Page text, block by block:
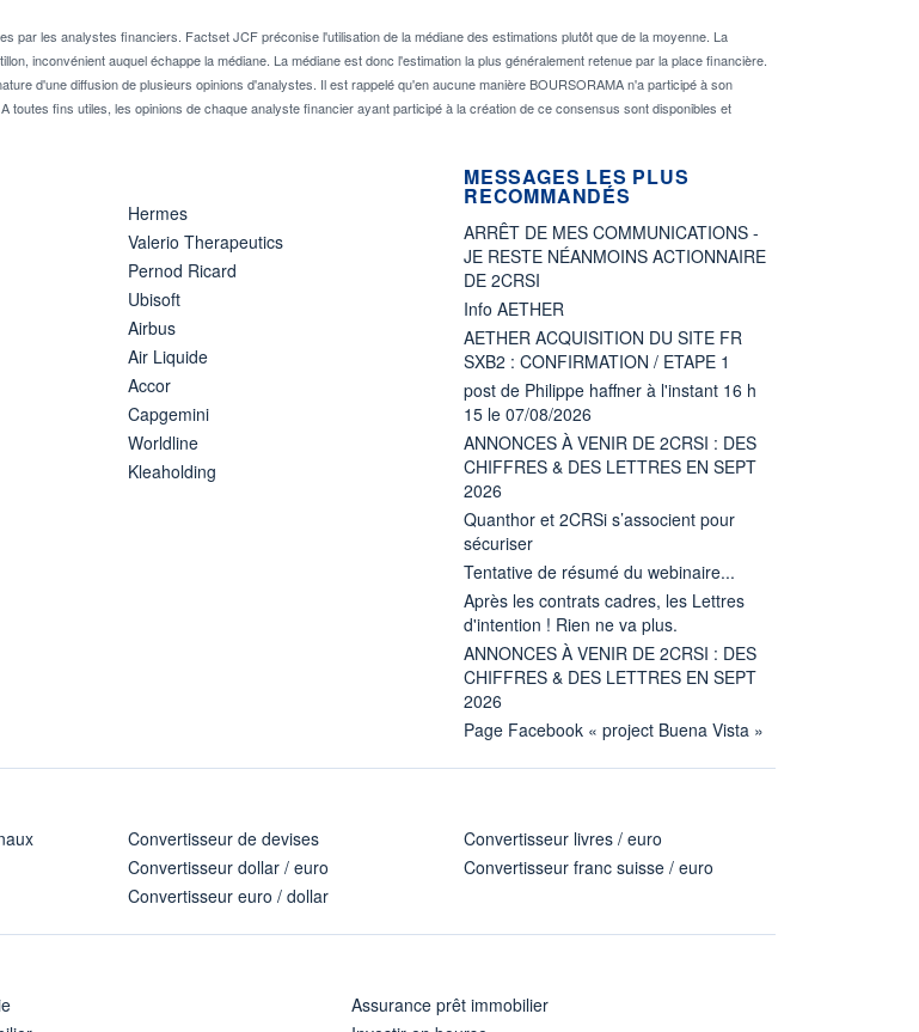
par les analystes financiers. Factset JCF préconise l'utilisation de la médiane des estimations plutôt que de la moyenne. La
inconvénient auquel échappe la médiane. La médiane est donc l'estimation la plus généralement retenue par la place financière.
d'une diffusion de plusieurs opinions d'analystes. Il est rappelé qu'en aucune manière BOURSORAMA n'a participé à son
fins utiles, les opinions de chaque analyste financier ayant participé à la création de ce consensus sont disponibles et
Hermes
Valerio Therapeutics
Pernod Ricard
Ubisoft
Airbus
Air Liquide
Accor
Capgemini
Worldline
Kleaholding
MESSAGES LES PLUS
RECOMMANDÉS
ARRÊT DE MES COMMUNICATIONS -
JE RESTE NÉANMOINS ACTIONNAIRE
DE 2CRSI
Info AETHER
AETHER ACQUISITION DU SITE FR
SXB2 : CONFIRMATION / ETAPE 1
post de Philippe haffner à l'instant 16 h
15 le 07/08/2026
ANNONCES À VENIR DE 2CRSI : DES
CHIFFRES & DES LETTRES EN SEPT
2026
Quanthor et 2CRSi s’associent pour
sécuriser
Tentative de résumé du webinaire...
Après les contrats cadres, les Lettres
d'intention ! Rien ne va plus.
ANNONCES À VENIR DE 2CRSI : DES
CHIFFRES & DES LETTRES EN SEPT
2026
Page Facebook « project Buena Vista »
Convertisseur de devises
Convertisseur dollar / euro
Convertisseur euro / dollar
Convertisseur livres / euro
Convertisseur franc suisse / euro
Assurance prêt immobilier